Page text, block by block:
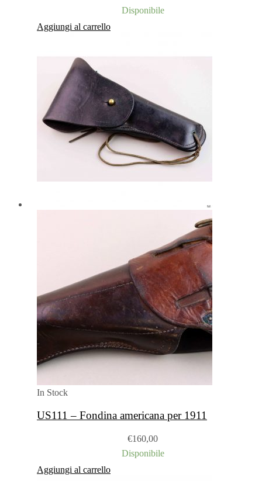
Disponibile
Aggiungi al carrello
In Stock
US111 – Fondina americana per 1911
€160,00
Disponibile
Aggiungi al carrello